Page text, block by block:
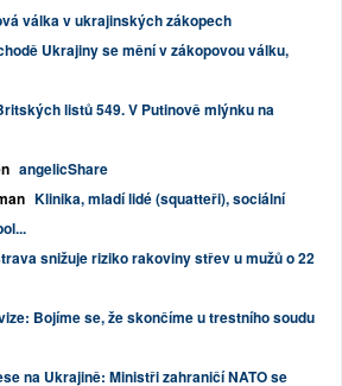
válka v ukrajinských zákopech
Ukrajiny se mění v zákopovou válku,
listů 549. V Putinově mlýnku na
angelicShare
Klinika, mladí lidé (squatteři), sociální
snižuje riziko rakoviny střev u mužů o 22
Bojíme se, že skončíme u trestního soudu
na Ukrajině: Ministři zahraničí NATO se